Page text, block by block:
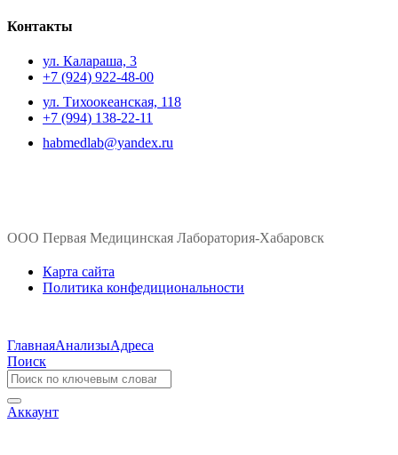
Контакты
ул. ​Калараша, 3
+7 (924) 922-48-00
ул. ​Тихоокеанская, 118
+7 (994) 138-22-11
habmedlab@yandex.ru
ООО Первая Медицинская Лаборатория-Хабаровск
Карта сайта
Политика конфедициональности
ГлавнаяАнализыАдреса
Поиск
Аккаунт